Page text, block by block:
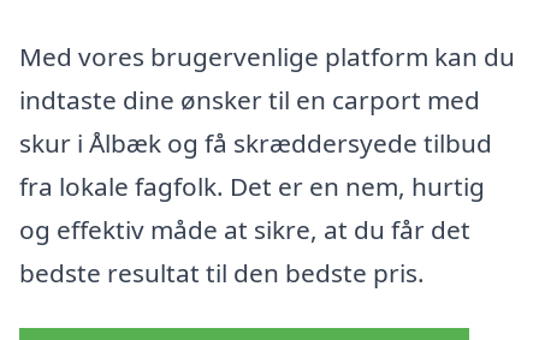
Med vores brugervenlige platform kan du
indtaste dine ønsker til en carport med
skur i Ålbæk og få skræddersyede tilbud
fra lokale fagfolk. Det er en nem, hurtig
og effektiv måde at sikre, at du får det
bedste resultat til den bedste pris.